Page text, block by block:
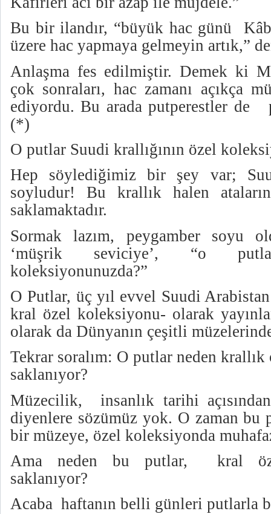
Bu bir ilandır, “büyük hac günü
üzere hac yapmaya gelmeyin artık,”
Anlaşma fes edilmiştir. Demek ki
çok sonraları, hac zamanı açıkça
ediyordu. Bu arada putperestler de
(*)
O putlar Suudi krallığının özel
Hep söylediğimiz bir şey var;
soyludur! Bu krallık halen
saklamaktadır.
Sormak lazım, peygamber soyu
‘müşrik seviciye’, “o
koleksiyonunuzda?”
O Putlar, üç yıl evvel Suudi
kral özel koleksiyonu- olarak
olarak da Dünyanın çeşitli
Tekrar soralım: O putlar neden
saklanıyor?
Müzecilik,
insanlık tarihi
diyenlere sözümüz yok. O zaman bu
bir müzeye, özel koleksiyonda
Ama neden bu putlar,
kral
saklanıyor?
Acaba haftanın belli günleri putlarla